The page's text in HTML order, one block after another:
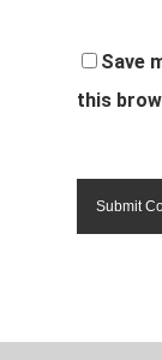
Save
this